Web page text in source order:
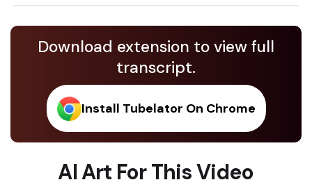
Download extension to view full
transcript.
Install Tubelator On Chrome
AI Art For This Video